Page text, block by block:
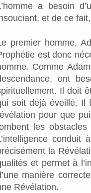
a besoin
et de ce
premier homme,
est donc
Comme
ont
Il doit
soit déjà éveillé. Il
pour que
les
conduit
la
et permet à
manière
Révélation.